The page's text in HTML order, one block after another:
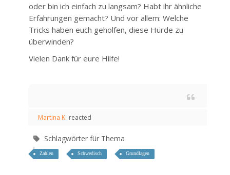
oder bin ich einfach zu langsam? Habt ihr ähnliche
Erfahrungen gemacht? Und vor allem: Welche
Tricks haben euch geholfen, diese Hürde zu
überwinden?
Vielen Dank für eure Hilfe!
Martina K. reacted
Schlagwörter für Thema
Zahlen Schwedisch Grundlagen